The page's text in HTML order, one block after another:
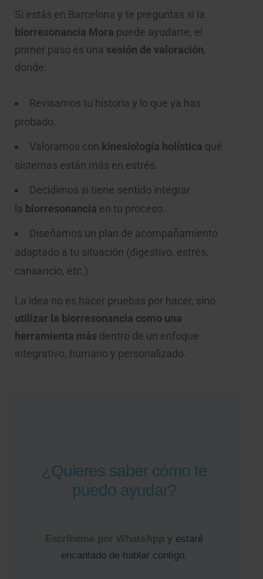
Si estás en Barcelona y te preguntas si la
biorresonancia Mora puede ayudarte, el
primer paso es una sesión de valoración,
donde:
Revisamos tu historia y lo que ya has
probado.
Valoramos con kinesiología holística qué
sistemas están más en estrés.
Decidimos si tiene sentido integrar
la biorresonancia en tu proceso.
Diseñamos un plan de acompañamiento
adaptado a tu situación (digestivo, estrés,
cansancio, etc.).
La idea no es hacer pruebas por hacer, sino
utilizar la biorresonancia como una
herramienta más dentro de un enfoque
integrativo, humano y personalizado.
¿Quieres saber cómo te
puedo ayudar?
Escríbeme por WhatsApp y estaré
encantado de hablar contigo.